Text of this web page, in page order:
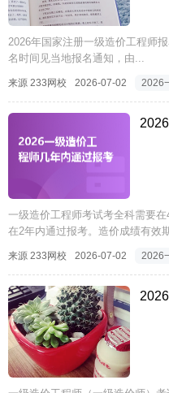
2026年国家注册一级造价工程师
名时间见当地报名通知，由...
来源 233网校 2026-07-02 2026
一级造价工程师考试考全科需要
在2年内通过报考。造价成绩有效
来源 233网校 2026-07-02 2026